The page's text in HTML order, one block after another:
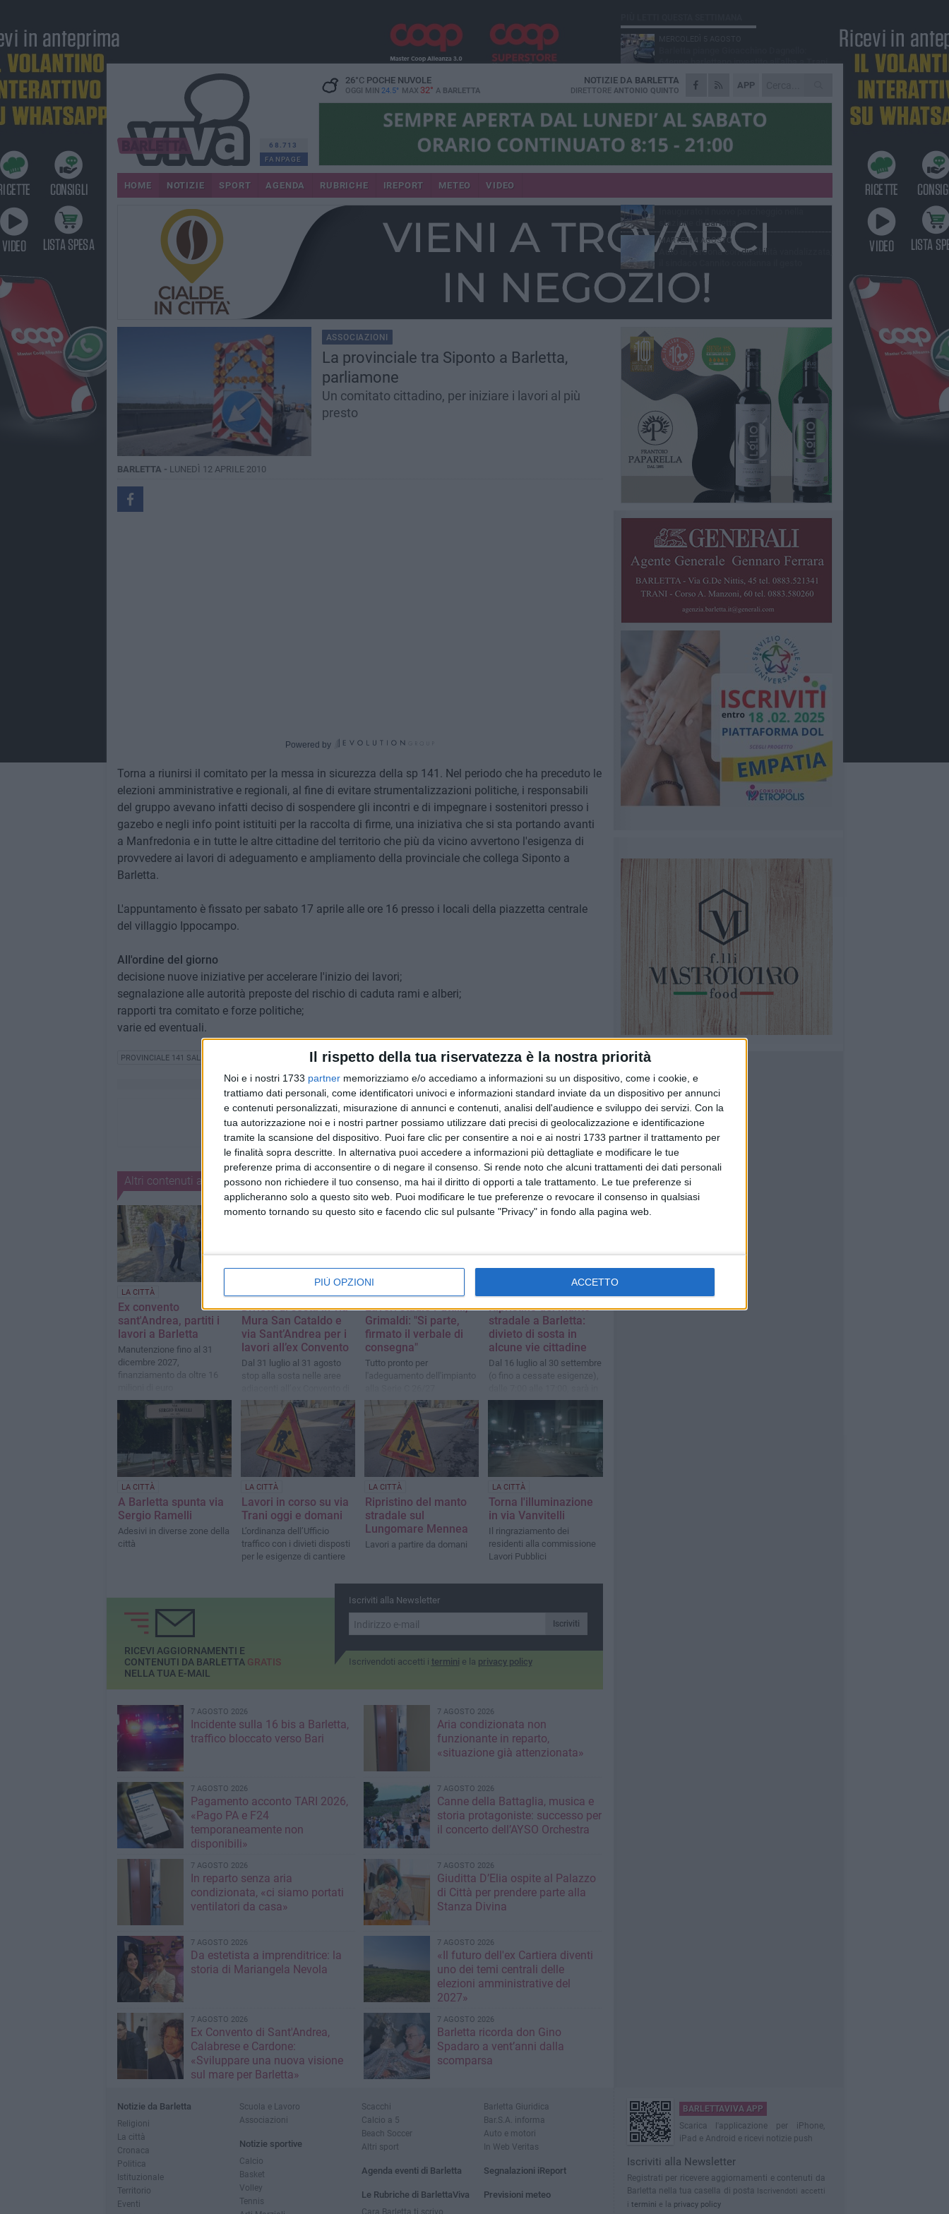
Il rispetto della tua riservatezza è la nostra priorità
Noi e i nostri 1733 partner memorizziamo e/o accediamo a informazioni su un dispositivo, come i cookie, e
trattiamo dati personali, come identificatori univoci e informazioni standard inviate da un dispositivo per annunci
e contenuti personalizzati, misurazione di annunci e contenuti, analisi dell'audience e sviluppo dei servizi. Con la
tua autorizzazione noi e i nostri partner possiamo utilizzare dati precisi di geolocalizzazione e identificazione
tramite la scansione del dispositivo. Puoi fare clic per consentire a noi e ai nostri 1733 partner il trattamento per
le finalità sopra descritte. In alternativa puoi accedere a informazioni più dettagliate e modificare le tue
preferenze prima di acconsentire o di negare il consenso. Si rende noto che alcuni trattamenti dei dati personali
possono non richiedere il tuo consenso, ma hai il diritto di opporti a tale trattamento. Le tue preferenze si
applicheranno solo a questo sito web. Puoi modificare le tue preferenze o revocare il consenso in qualsiasi
momento tornando su questo sito e facendo clic sul pulsante "Privacy" in fondo alla pagina web.
PIÙ OPZIONI ACCETTO
68.713
FANPAGE
26°CPOCHE NUVOLE
OGGI MIN 24.5° MAX 32° A BARLETTA
APP
NOTIZIE DA BARLETTA
DIRETTORE ANTONIO QUINTO
HOME NOTIZIE SPORT AGENDA RUBRICHE IREPORT METEO VIDEO
ASSOCIAZIONI
La provinciale tra Siponto a Barletta,
parliamone
Un comitato cittadino, per iniziare i lavori al più
presto
BARLETTA - LUNEDÌ 12 APRILE 2010
Powered by
Torna a riunirsi il comitato per la messa in sicurezza della sp 141. Nel periodo che ha preceduto le
elezioni amministrative e regionali, al fine di evitare strumentalizzazioni politiche, i responsabili
del gruppo avevano infatti deciso di sospendere gli incontri e di impegnare i sostenitori presso i
gazebo e negli info point istituiti per la raccolta di firme, una iniziativa che si sta portando avanti
a Manfredonia e in tutte le altre cittadine del territorio che più da vicino avvertono l'esigenza di
provvedere ai lavori di adeguamento e ampliamento della provinciale che collega Siponto a
Barletta.
L'appuntamento è fissato per sabato 17 aprile alle ore 16 presso i locali della piazzetta centrale
del villaggio Ippocampo.
All'ordine del giorno
decisione nuove iniziative per accelerare l'inizio dei lavori;
segnalazione alle autorità preposte del rischio di caduta rami e alberi;
rapporti tra comitato e forze politiche;
varie ed eventuali.
PROVINCIALE 141 SALINE VIABILITÀ
Altri contenuti a tema
LA CITTÀ
Ex convento
sant'Andrea, partiti i
lavori a Barletta
Manutenzione fino al 31
dicembre 2027,
finanziamento da oltre 16
Divieto di sosta in via
Mura San Cataldo e
via Sant’Andrea per i
lavori all’ex Convento
Dal 31 luglio al 31 agosto
stop alla sosta nelle aree
Sant’Andrea
Lavori stadio Puttilli,
Grimaldi: "Si parte,
firmato il verbale di
consegna"
Tutto pronto per
l'adeguamento dell'impianto
Ripristino del manto
stradale a Barletta:
divieto di sosta in
alcune vie cittadine
Dal 16 luglio al 30 settembre
(o fino a cessate esigenze),
vigore il divieto di sosta con
rimozione forzata
LA CITTÀ
A Barletta spunta via
Sergio Ramelli
Adesivi in diverse zone della
città
LA CITTÀ
Lavori in corso su via
Trani oggi e domani
L’ordinanza dell’Ufficio
traffico con i divieti disposti
per le esigenze di cantiere
LA CITTÀ
Ripristino del manto
stradale sul
Lungomare Mennea
Lavori a partire da domani
LA CITTÀ
Torna l'illuminazione
in via Vanvitelli
Il ringraziamento dei
residenti alla commissione
Lavori Pubblici
Iscriviti alla Newsletter
Iscriviti
Iscrivendoti accetti i termini e la privacy policy
RICEVI AGGIORNAMENTI E
CONTENUTI DA BARLETTA GRATIS
NELLA TUA E-MAIL
7 AGOSTO 2026
Incidente sulla 16 bis a Barletta,
traffico bloccato verso Bari
7 AGOSTO 2026
Aria condizionata non
funzionante in reparto,
«situazione già attenzionata»
7 AGOSTO 2026
Pagamento acconto TARI 2026,
«Pago PA e F24
temporaneamente non
disponibili»
7 AGOSTO 2026
Canne della Battaglia, musica e
storia protagoniste: successo per
il concerto dell’AYSO Orchestra
7 AGOSTO 2026
In reparto senza aria
condizionata, «ci siamo portati
ventilatori da casa»
7 AGOSTO 2026
Giuditta D’Elia ospite al Palazzo
di Città per prendere parte alla
Stanza Divina
7 AGOSTO 2026
Da estetista a imprenditrice: la
storia di Mariangela Nevola
7 AGOSTO 2026
«Il futuro dell'ex Cartiera diventi
uno dei temi centrali delle
elezioni amministrative del
2027»
7 AGOSTO 2026
Ex Convento di Sant'Andrea,
Calabrese e Cardone:
«Sviluppare una nuova visione
sul mare per Barletta»
7 AGOSTO 2026
Barletta ricorda don Gino
Spadaro a vent’anni dalla
scomparsa
64enne barlettano investito all'alba a Trani
GIOVEDÌ 6 AGOSTO
Il ricordo di "Cecco", il benzinaio col
sorriso: «Contava i giorni che lo
separavano dalla pensione»
MERCOLEDÌ 5 AGOSTO
sopralluogo nell'area dell'evento
Beni confiscati alla mafia. Nasce il servizio
VENERDÌ 31 LUGLIO
stazione di Barletta
MARTEDÌ 4 AGOSTO
Auto di persona con disabilità vandalizzata,
Notizie da Barletta
Religioni
La città
Cronaca
Politica
Istituzionale
Territorio
Eventi
Scuola e Lavoro
Associazioni
Notizie sportive
Calcio
Basket
Volley
Tennis
Scacchi
Calcio a 5
Beach Soccer
Altri sport
Agenda eventi di Barletta
Le Rubriche di BarlettaViva
Cara Barletta ti scrivo
Barletta Giuridica
Bar.S.A. informa
Auto e motori
In Web Veritas
Segnalazioni iReport
Previsioni meteo
BARLETTAVIVA APP
Scarica l'applicazione per iPhone,
iPad e Android e ricevi notizie push
Iscriviti alla Newsletter
Registrati per ricevere aggiornamenti e contenuti da
Barletta nella tua casella di posta
Iscrivendoti accetti
i termini e la privacy policy